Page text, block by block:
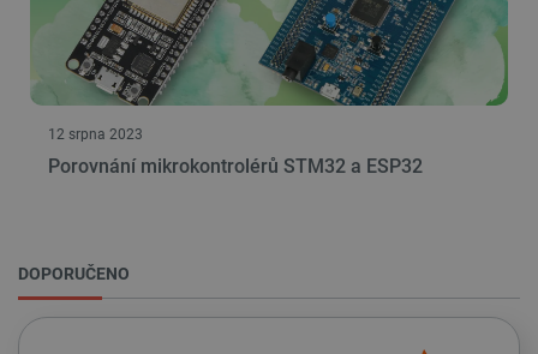
DOPORUČENO
12 srpna 2023
Porovnání mikrokontrolérů STM32 a ESP32
VÝKONOVÉ SOUBORY
SOUBORY CÍLENÍ